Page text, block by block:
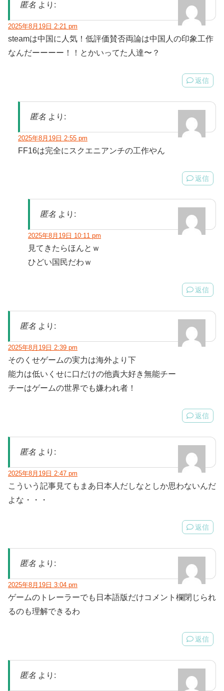
匿名 より:
2025年8月19日 2:21 pm
steamは中国に人気！低評価賛否両論は中国人の印象工作
なんだーーーー！！とかいってた人達〜？
返信
匿名 より:
2025年8月19日 2:55 pm
FF16は完全にスクエニアンチの工作やん
返信
匿名 より:
2025年8月19日 10:11 pm
見てきたらほんとｗ
ひどい国民だわｗ
返信
匿名 より:
2025年8月19日 2:39 pm
そのくせゲームの実力は海外より下
能力は低いくせに口だけの他責大好き無能チー
チーはゲームの世界でも嫌われ者！
返信
匿名 より:
2025年8月19日 2:47 pm
こういう記事見てもまあ日本人だしなとしか思わないんだ
よな・・・
返信
匿名 より:
2025年8月19日 3:04 pm
ゲームのトレーラーでも日本語版だけコメント欄閉じられ
るのも理解できるわ
返信
匿名 より: